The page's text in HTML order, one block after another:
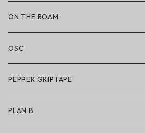
LAKAI × RIPNDIP
シューズ
アパレル
アクセサリー
ON THE ROAM
アパレル
サングラス
アンダーウェア
OSC
PEPPER GRIPTAPE
PLAN B